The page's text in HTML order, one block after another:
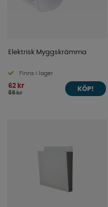
Elektrisk Myggskrämma
Finns i lager
62 kr
65 kr
KÖP!